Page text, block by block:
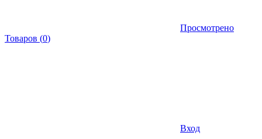
Просмотрено
Товаров (0)
Вход